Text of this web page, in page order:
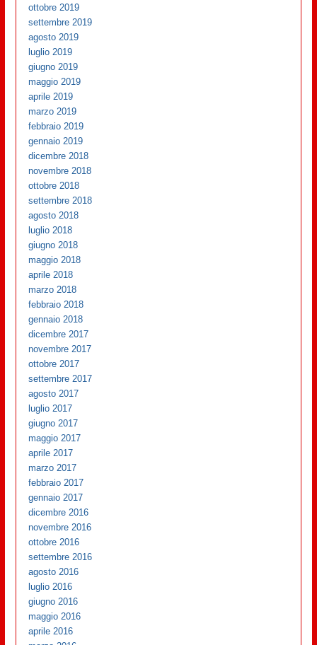
ottobre 2019
settembre 2019
agosto 2019
luglio 2019
giugno 2019
maggio 2019
aprile 2019
marzo 2019
febbraio 2019
gennaio 2019
dicembre 2018
novembre 2018
ottobre 2018
settembre 2018
agosto 2018
luglio 2018
giugno 2018
maggio 2018
aprile 2018
marzo 2018
febbraio 2018
gennaio 2018
dicembre 2017
novembre 2017
ottobre 2017
settembre 2017
agosto 2017
luglio 2017
giugno 2017
maggio 2017
aprile 2017
marzo 2017
febbraio 2017
gennaio 2017
dicembre 2016
novembre 2016
ottobre 2016
settembre 2016
agosto 2016
luglio 2016
giugno 2016
maggio 2016
aprile 2016